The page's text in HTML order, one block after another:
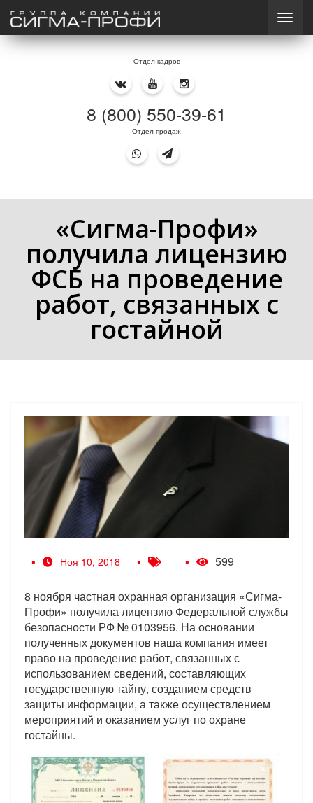
Отдел кадров
8 (800) 550-39-61
Отдел продаж
«Сигма-Профи»
получила лицензию
ФСБ на проведение
работ, связанных с
гостайной
Ноя 10, 2018 599
8 ноября частная охранная организация «Сигма-
Профи» получила лицензию Федеральной службы
безопасности РФ № 0103956. На основании
полученных документов наша компания имеет
право на проведение работ, связанных с
использованием сведений, составляющих
государственную тайну, созданием средств
защиты информации, а также осуществлением
мероприятий и оказанием услуг по охране
гостайны.